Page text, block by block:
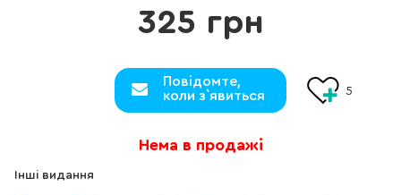
Інші видання
325 грн
Повідомте,
коли з`явиться
5
Нема в продажі